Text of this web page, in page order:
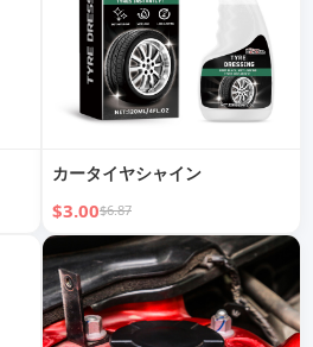
カータイヤシャイン
$3.00$6.87